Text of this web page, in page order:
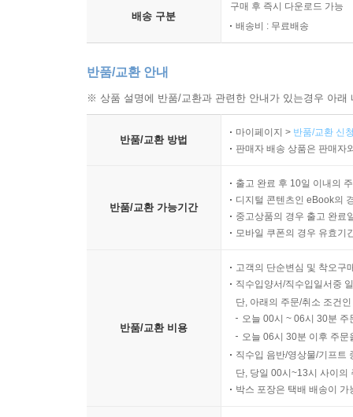
배송 구분
구매 후 즉시 다운로드 가능
배송비 : 무료배송
반품/교환 안내
※ 상품 설명에 반품/교환과 관련한 안내가 있는경우 아
반품/교환 방법
마이페이지 > 반품/교환 신
판매자 배송 상품은 판매자
반품/교환 가능기간
출고 완료 후 10일 이내의
디지털 콘텐츠인 eBook의
중고상품의 경우 출고 완료
모바일 쿠폰의 경우 유효기
반품/교환 비용
고객의 단순변심 및 착오구
직수입양서/직수입일서중
단, 아래의 주문/취소 조건
오늘 00시 ~ 06시 30분
오늘 06시 30분 이후 주
직수입 음반/영상물/기프트
단, 당일 00시~13시 사이의
박스 포장은 택배 배송이